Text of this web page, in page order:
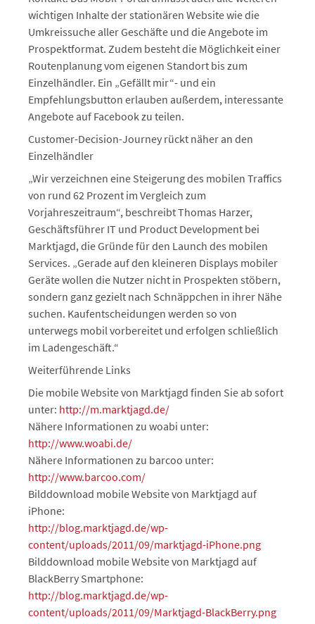
wichtigen Inhalte der stationären Website wie die
Umkreissuche aller Geschäfte und die Angebote im
Prospektformat. Zudem besteht die Möglichkeit einer
Routenplanung vom eigenen Standort bis zum
Einzelhändler. Ein „Gefällt mir“- und ein
Empfehlungsbutton erlauben außerdem, interessante
Angebote auf Facebook zu teilen.
Customer-Decision-Journey rückt näher an den
Einzelhändler
„Wir verzeichnen eine Steigerung des mobilen Traffics
von rund 62 Prozent im Vergleich zum
Vorjahreszeitraum“, beschreibt Thomas Harzer,
Geschäftsführer IT und Product Development bei
Marktjagd, die Gründe für den Launch des mobilen
Services. „Gerade auf den kleineren Displays mobiler
Geräte wollen die Nutzer nicht in Prospekten stöbern,
sondern ganz gezielt nach Schnäppchen in ihrer Nähe
suchen. Kaufentscheidungen werden so von
unterwegs mobil vorbereitet und erfolgen schließlich
im Ladengeschäft.“
Weiterführende Links
Die mobile Website von Marktjagd finden Sie ab sofort
unter: http://m.marktjagd.de/
Nähere Informationen zu woabi unter:
http://www.woabi.de/
Nähere Informationen zu barcoo unter:
http://www.barcoo.com/
Bilddownload mobile Website von Marktjagd auf
iPhone:
http://blog.marktjagd.de/wp-
content/uploads/2011/09/marktjagd-iPhone.png
Bilddownload mobile Website von Marktjagd auf
BlackBerry Smartphone:
http://blog.marktjagd.de/wp-
content/uploads/2011/09/Marktjagd-BlackBerry.png